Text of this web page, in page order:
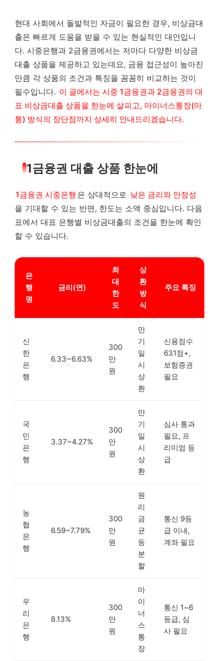
현대 사회에서 돌발적인 자금이 필요한 경우, 비상금대
출은 빠르게 도움을 받을 수 있는 현실적인 대안입니
다. 시중은행과 2금융권에서는 저마다 다양한 비상금
대출 상품을 제공하고 있는데요, 금융 접근성이 높아진
만큼 각 상품의 조건과 특징을 꼼꼼히 비교하는 것이
필수입니다. 이 글에서는 시중 1금융권과 2금융권의 대
표 비상금대출 상품을 한눈에 살피고, 마이너스통장(마
통) 방식의 장단점까지 상세히 안내드리겠습니다.
1금융권 대출 상품 한눈에
1금융권 시중은행 은 상대적으로 낮은 금리와 안정성
을 기대할 수 있는 반면, 한도는 소액 중심입니다. 다음
표에서 대표 은행별 비상금대출의 조건을 한눈에 확인
할 수 있습니다.
은
행
명
금리(연)
최
대
한
도
상
환
방
식
주요 특징
신
한
은
행
6.33~6.63%
300
만
원
만
기
일
시
상
환
신용점수
631점+,
보험증권
필요
국
민
은
행
3.37~4.27%
300
만
원
만
기
일
시
상
환
심사 통과
필요, 프
리미엄 등
급
농
협
은
행
6.59~7.79%
300
만
원
원
리
금
균
등
분
할
통신 9등
급 이내,
계좌 필요
우
리
은
행
8.13%
300
만
원
마
이
너
스
통
장
통신 1~6
등급, 심
사 필요